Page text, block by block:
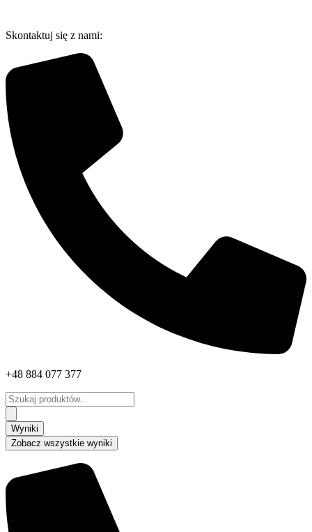
treści
Skontaktuj się z nami:
+48 884 077 377
Search
...
Wyniki
Zobacz wszystkie wyniki